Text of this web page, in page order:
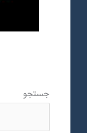
جستجو